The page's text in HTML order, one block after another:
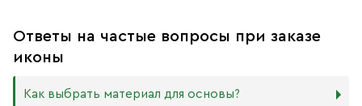
Ответы на частые вопросы при заказе
иконы
Как выбрать материал для основы?